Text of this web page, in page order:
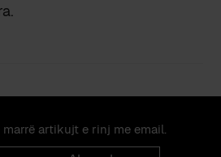
artikujt e rinj me email.